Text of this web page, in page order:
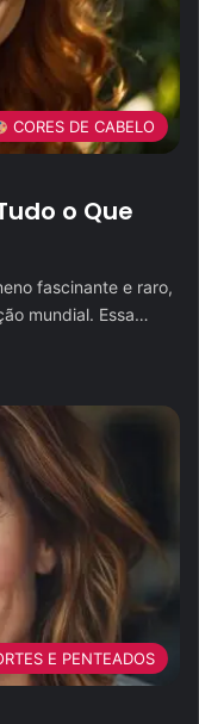
CORES DE CABELO
o Que
fascinante e raro,
mundial. Essa…
E PENTEADOS